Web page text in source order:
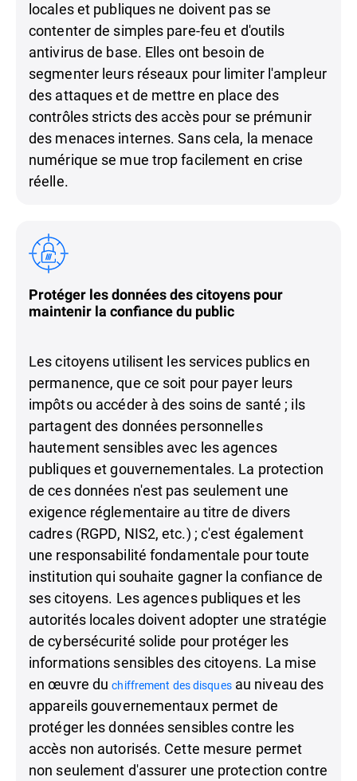
locales et publiques ne doivent pas se
contenter de simples pare-feu et d'outils
antivirus de base. Elles ont besoin de
segmenter leurs réseaux pour limiter l'ampleur
des attaques et de mettre en place des
contrôles stricts des accès pour se prémunir
des menaces internes. Sans cela, la menace
numérique se mue trop facilement en crise
réelle.
Protéger les données des citoyens pour
maintenir la confiance du public
Les citoyens utilisent les services publics en
permanence, que ce soit pour payer leurs
impôts ou accéder à des soins de santé ; ils
partagent des données personnelles
hautement sensibles avec les agences
publiques et gouvernementales. La protection
de ces données n'est pas seulement une
exigence réglementaire au titre de divers
cadres (RGPD, NIS2, etc.) ; c'est également
une responsabilité fondamentale pour toute
institution qui souhaite gagner la confiance de
ses citoyens. Les agences publiques et les
autorités locales doivent adopter une stratégie
de cybersécurité solide pour protéger les
informations sensibles des citoyens. La mise
en œuvre duchiffrement des disquesau niveau des
appareils gouvernementaux permet de
protéger les données sensibles contre les
accès non autorisés. Cette mesure permet
non seulement d'assurer une protection contre